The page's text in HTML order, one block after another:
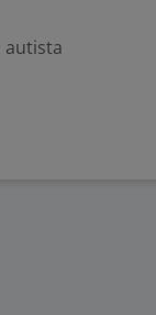
autista